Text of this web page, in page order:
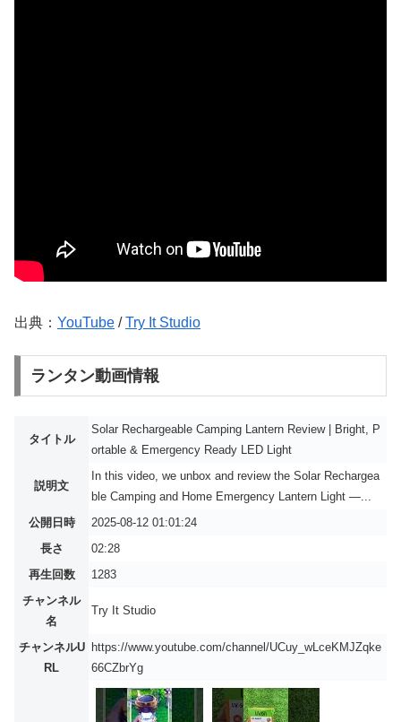
出典： YouTube /Try It Studio
ランタン動画情報
タイトル
Solar Rechargeable Camping Lantern Review | Bright, P
ortable & Emergency Ready LED Light
説明文
In this video, we unbox and review the Solar Rechargea
ble Camping and Home Emergency Lantern Light —...
公開日時
2025-08-12 01:01:24
長さ
02:28
再生回数
1283
チャンネル
名
Try It Studio
チャンネルU
RL
https://www.youtube.com/channel/UCuy_wLceKMJZqke
66CZbrYg